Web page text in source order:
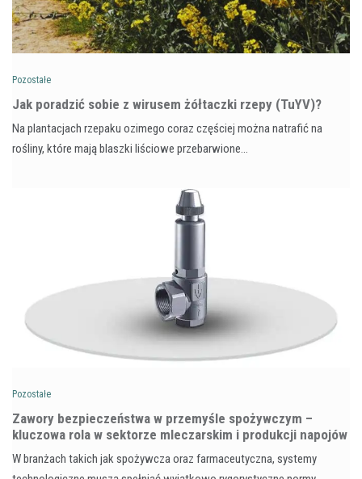
Pozostałe
​Jak poradzić sobie z wirusem żółtaczki rzepy (TuYV)?
Na plantacjach rzepaku ozimego coraz częściej można natrafić na
rośliny, które mają blaszki liściowe przebarwione…
Pozostałe
Zawory bezpieczeństwa w przemyśle spożywczym –
kluczowa rola w sektorze mleczarskim i produkcji napojów
W branżach takich jak spożywcza oraz farmaceutyczna, systemy